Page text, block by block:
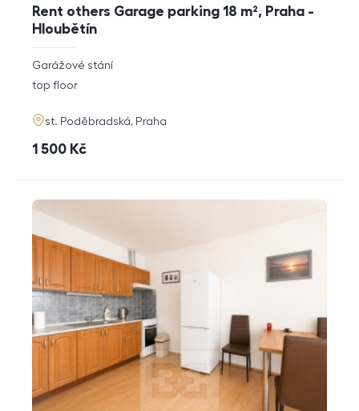
Rent others Garage parking 18 m², Praha -
Hloubětín
rozměry
disposition
Garážové stání
funkce
top floor
adresa
st. Poděbradská, Praha
cena
1 500 Kč